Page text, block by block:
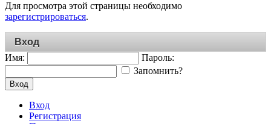
Для просмотра этой страницы необходимо
зарегистрироваться.
Вход
Имя:
Пароль:
Запомнить?
Вход
Вход
Регистрация